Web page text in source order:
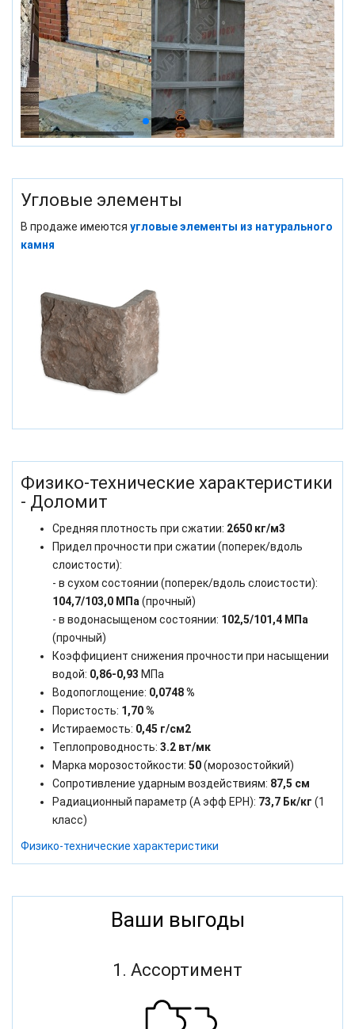
Угловые элементы
В продаже имеются угловые элементы из натурального
камня
Физико-технические характеристики
- Доломит
Средняя плотность при сжатии: 2650 кг/м3
Придел прочности при сжатии (поперек/вдоль
слоистости):
- в сухом состоянии (поперек/вдоль слоистости):
104,7/103,0 МПа (прочный)
- в водонасыщеном состоянии: 102,5/101,4 МПа
(прочный)
Коэффициент снижения прочности при насыщении
водой: 0,86-0,93 МПа
Водопоглощение: 0,0748 %
Пористость: 1,70 %
Истираемость: 0,45 г/см2
Теплопроводность: 3.2 вт/мк
Марка морозостойкости: 50(морозостойкий)
Сопротивление ударным воздействиям: 87,5 см
Радиационный параметр (А эфф ЕРН): 73,7 Бк/кг (1
класс)
Физико-технические характеристики
Ваши выгоды
1. Ассортимент